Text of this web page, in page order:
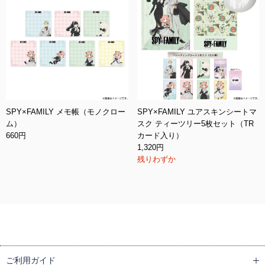
SPY×FAMILY メモ帳（モノクロー
ム）
660円
SPY×FAMILY ユアスキンシートマ
スク ティーツリー5枚セット（TR
カード入り）
1,320円
残りわずか
ご利用ガイド